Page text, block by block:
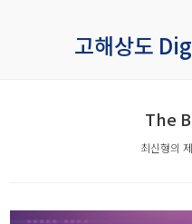
고해상도
The
최신형의